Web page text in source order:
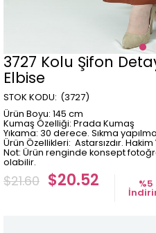
3727 Kolu Şifon
Elbise
(3727)
Ürün Boyu: 145 cm
Kumaş Özelliği: Prada Kumaş
Yıkama: 30 derece. Sıkma
Ürün Özellikleri: Astarsızdır. Hakim
Not: Ürün renginde konsept
olabilir.
$21.60 $20.52 %5